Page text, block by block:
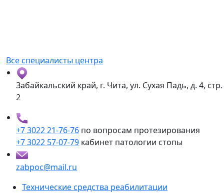
Все специалисты центра
Забайкальский край, г. Чита, ул. Сухая Падь, д. 4, стр.
2
+7 3022 21-76-76 по вопросам протезирования
+7 3022 57-07-79 кабинет патологии стопы
zabpoc@mail.ru
Технические средства реабилитации